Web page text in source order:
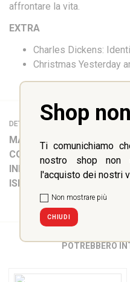
Shop
Ti comunichiamo
nostro shop non
l'acquisto dei nostri
Non mostrare più
CHIUDI
affrontare la vita.
EXTRA
Charles Dickens:
Christmas Yesterday
DETTAGLI
MATERIA:
Inglese
COLLANA:
LIBERTY
INFO:
64 pp
ISBN:
POTREBBERO